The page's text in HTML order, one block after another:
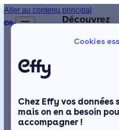
Cookies
Chez Effy vos données
mais on en a besoin
accompagner !
Aller au contenu principal
Chauffage
Rénovation globale
Aides et Primes
Retour
Découvrez
artisans
SS
SD SARL